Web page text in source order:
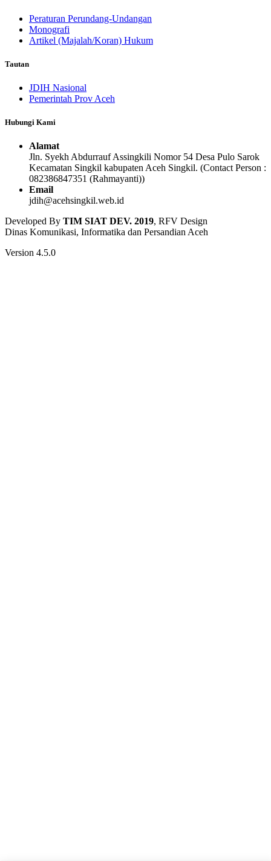
Peraturan Perundang-Undangan
Monografi
Artikel (Majalah/Koran) Hukum
Tautan
JDIH Nasional
Pemerintah Prov Aceh
Hubungi Kami
Alamat
Jln. Syekh Abdurrauf Assingkili Nomor 54 Desa Pulo Sarok
Kecamatan Singkil kabupaten Aceh Singkil. (Contact Person :
082386847351 (Rahmayanti))
Email
jdih@acehsingkil.web.id
Developed By TIM SIAT DEV. 2019, RFV Design
Dinas Komunikasi, Informatika dan Persandian Aceh
Version 4.5.0